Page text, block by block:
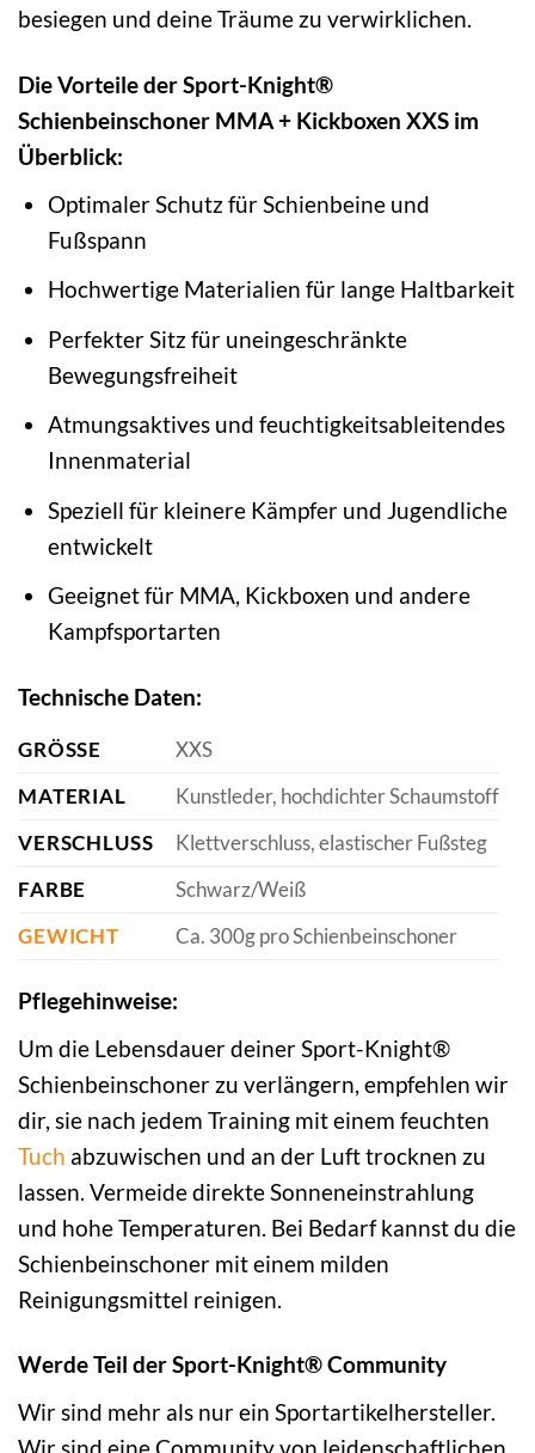
besiegen und deine Träume zu verwirklichen.
Die Vorteile der Sport-Knight®
Schienbeinschoner MMA + Kickboxen XXS im
Überblick:
Optimaler Schutz für Schienbeine und
Fußspann
Hochwertige Materialien für lange Haltbarkeit
Perfekter Sitz für uneingeschränkte
Bewegungsfreiheit
Atmungsaktives und feuchtigkeitsableitendes
Innenmaterial
Speziell für kleinere Kämpfer und Jugendliche
entwickelt
Geeignet für MMA, Kickboxen und andere
Kampfsportarten
Technische Daten:
GRÖSSE
XXS
MATERIAL
Kunstleder, hochdichter Schaumstoff
VERSCHLUSS
Klettverschluss, elastischer Fußsteg
FARBE
Schwarz/Weiß
GEWICHT
Ca. 300g pro Schienbeinschoner
Pflegehinweise:
Um die Lebensdauer deiner Sport-Knight®
Schienbeinschoner zu verlängern, empfehlen wir
dir, sie nach jedem Training mit einem feuchten
Tuch abzuwischen und an der Luft trocknen zu
lassen. Vermeide direkte Sonneneinstrahlung
und hohe Temperaturen. Bei Bedarf kannst du die
Schienbeinschoner mit einem milden
Reinigungsmittel reinigen.
Werde Teil der Sport-Knight® Community
Wir sind mehr als nur ein Sportartikelhersteller.